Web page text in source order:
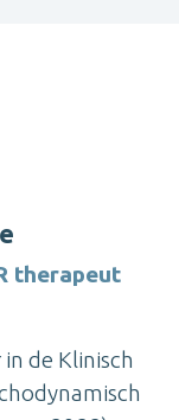
therapeut
de Klinisch